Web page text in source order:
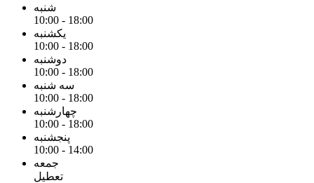
شنبه
10:00 - 18:00
یکشنبه
10:00 - 18:00
دوشنبه
10:00 - 18:00
سه شنبه
10:00 - 18:00
چهارشنبه
10:00 - 18:00
پنجشنبه
10:00 - 14:00
جمعه
تعطیل